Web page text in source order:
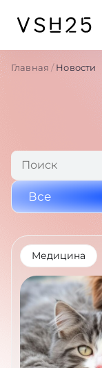
Главная Новости
Медицина